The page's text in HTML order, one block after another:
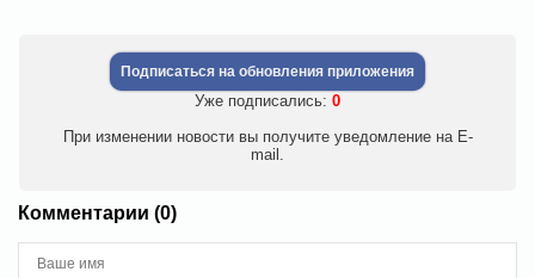
Подписаться на обновления приложения
Уже подписались: 0
При изменении новости вы получите уведомление на E-
mail.
Комментарии (0)